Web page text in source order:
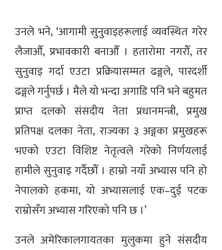
उनले भने, ‘आगामी सुनुवाइहरूलाई व्यवस्थित गरेर
लैजाऔँ, प्रभावकारी बनाऔँ । हतारोमा नगरौँ, तर
सुनुवाइ गर्दा एउटा प्रक्रियासम्मत ढङ्गले, पारदर्शी
ढङ्गले गर्नुपर्छ । मैले यो भन्दा अगाडि पनि भने बहुमत
प्राप्त दलको संसदीय नेता प्रधानमन्त्री, प्रमुख
प्रतिपक्ष दलका नेता, राज्यका ३ अङ्गका प्रमुखहरू
भएको एउटा विशिष्ट नेतृत्वले गरेको निर्णयलाई
हामीले सुनुवाइ गर्दैछौँ । हाम्रो नयाँ अभ्यास पनि हो
नेपालको हकमा, यो अभ्यासलाई एक–दुई पटक
राम्रोसँग अभ्यास गरिएको पनि छ ।’
उनले अमेरिकालगायतका मुलुकमा हुने संसदीय